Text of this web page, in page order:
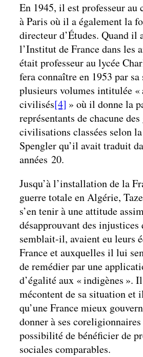
En 1945, il est professeur au
à Paris où il a également la
directeur d’Études. Quand il
l’Institut de France dans les
était professeur au lycée
fera connaître en 1953 par sa
plusieurs volumes intitulée «
civilisés[4] » où il donne la
représentants de chacune des
civilisations classées selon
Spengler qu’il avait traduit
années 20.
Jusqu’à l’installation de la
guerre totale en Algérie,
s’en tenir à une attitude
désapprouvant des
semblait-il, avaient eu leurs
France et auxquelles il lui
de remédier par une
d’égalité aux « indigènes ».
mécontent de sa situation et
qu’une France mieux
donner à ses
possibilité de bénéficier de
sociales comparables.